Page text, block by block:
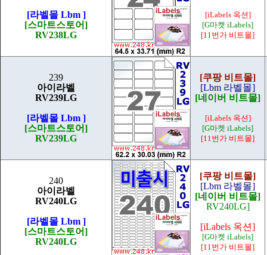
[라벨몰 Lbm ]
[스마트스토어]
RV238LG
[iLabels 옥션]
[G마켓 iLabels]
[11번가 비트몰]
239
아이라벨
RV239LG
[라벨몰 Lbm ]
[스마트스토어]
RV239LG
[쿠팡 비트몰]
[Lbm 라벨몰]
[네이버 비트몰]
[iLabels 옥션]
[G마켓 iLabels]
[11번가 비트몰]
240
아이라벨
RV240LG
[라벨몰 Lbm ]
[스마트스토어]
RV240LG
[쿠팡 비트몰]
[Lbm 라벨몰]
[네이버 비트몰]
RV240LG]
[iLabels 옥션]
[G마켓 iLabels]
[11번가 비트몰]